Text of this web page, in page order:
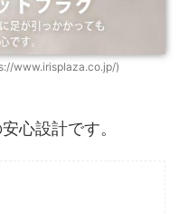
www.irisplaza.co.jp/)
心設計です。